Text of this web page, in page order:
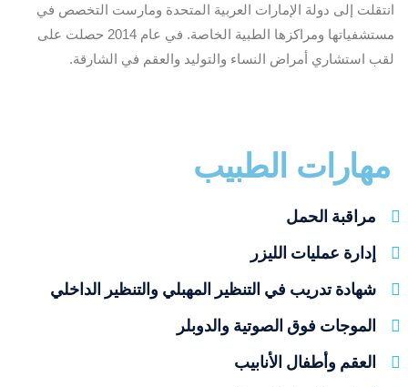
انتقلت إلى دولة الإمارات العربية المتحدة ومارست التخصص في
مستشفياتها ومراكزها الطبية الخاصة. في عام 2014 حصلت على
لقب استشاري أمراض النساء والتوليد والعقم في الشارقة.
مهارات الطبيب
مراقبة الحمل
إدارة عمليات الليزر
شهادة تدريب في التنظير المهبلي والتنظير الداخلي
الموجات فوق الصوتية والدوبلر
العقم وأطفال الأنابيب